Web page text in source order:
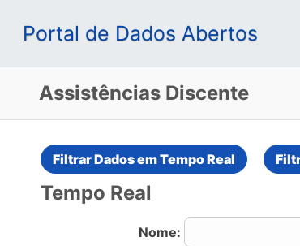
Portal de Dados Abertos
Assistências Discente
Tempo Real
Nome: